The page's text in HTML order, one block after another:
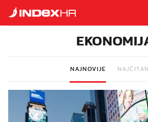
NAJNOVIJE